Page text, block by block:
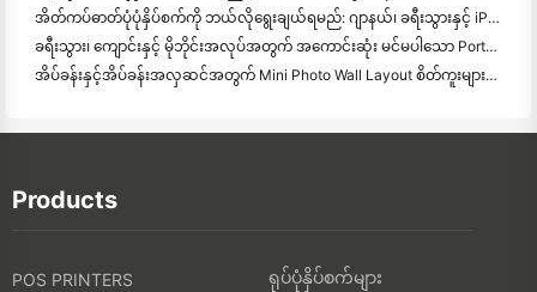
အိတ်ကပ်ဓာတ်ပုံပုံနှိပ်စက်ကို ဘယ်လိုရွေးချယ်ရမည်: ဂျာနယ်၊ ခရီးသွားနှင့် iPhone အသုံးပြုသူများအတွက် အပြည့်အဝ
ခရီးသွား၊ ကျောင်းနှင့် မိုဘိုင်းအလုပ်အတွက် အကောင်းဆုံး မင်မပါသော Portable Printer: Hanin MT620 Pro Review
အိပ်ခန်းနှင့်အိပ်ခန်းအလှဆင်အတွက် Mini Photo Wall Layout စိတ်ကူးများနှင့်အကြံပေးချက်များ
Products
POS PRINTERS ရုပ်ပုံနှိပ်စက်များ